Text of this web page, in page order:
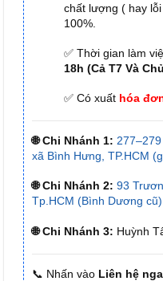
chất lượng ( hay
100%.
✅ Thời gian làm
18h (Cả T7 Và
✅ Có xuất hóa
🌐 Chi Nhánh 1:
xã Bình Hưng, TP.HCM
🌐 Chi Nhánh 2: 93
Tp.HCM (Bình Dương cũ)
🌐 Chi Nhánh 3: Huỳnh
📞 Nhấn vào Liên hệ